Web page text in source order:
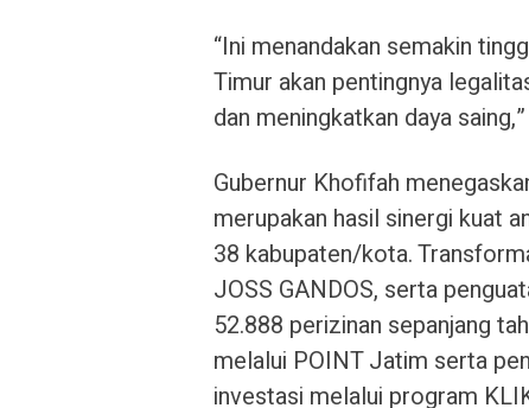
“Ini menandakan semakin
Timur akan pentingnya
dan meningkatkan daya
Gubernur Khofifah
merupakan hasil sinergi kuat
38 kabupaten/kota.
JOSS GANDOS, serta
52.888 perizinan sepanjang
melalui POINT Jatim serta
investasi melalui program